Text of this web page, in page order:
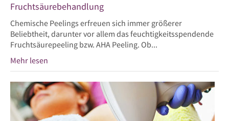
Fruchtsäurebehandlung
Chemische Peelings erfreuen sich immer größerer
Beliebtheit, darunter vor allem das feuchtigkeitsspendende
Fruchtsäurepeeling bzw. AHA Peeling. Ob...
Mehr lesen